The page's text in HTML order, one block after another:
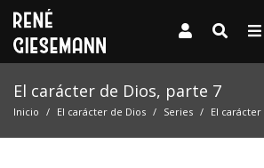
El carácter de Dios, parte 7
Inicio El carácter de Dios Series El